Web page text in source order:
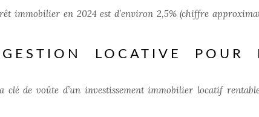
immobilier en 2024 est d’environ 2,5% (chiffre
LOCATIVE POUR
clé de voûte d’un investissement immobilier locatif